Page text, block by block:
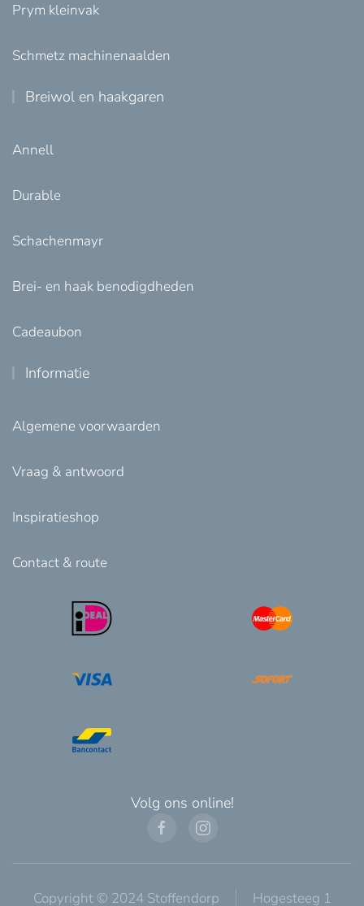
Prym kleinvak
Schmetz machinenaalden
Breiwol en haakgaren
Annell
Durable
Schachenmayr
Brei- en haak benodigdheden
Cadeaubon
Informatie
Algemene voorwaarden
Vraag & antwoord
Inspiratieshop
Contact & route
Volg ons online!
Copyright © 2024 Stoffendorp Hogesteeg 1